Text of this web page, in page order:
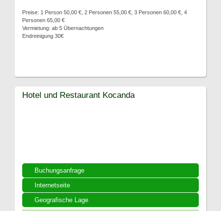
Preise: 1 Person 50,00 €, 2 Personen 55,00 €, 3 Personen 60,00 €, 4
Personen 65,00 €
Vermietung: ab 5 Übernachtungen
Endreinigung 30€
Buchungsanfrage
Internetseite
Geografische Lage
Hotel und Restaurant Kocanda